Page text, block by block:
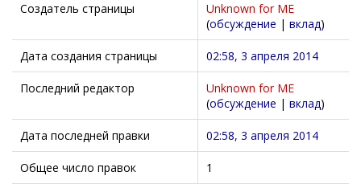
Создатель страницы
Unknown for ME
(обсуждение | вклад)
Дата создания страницы 02:58, 3 апреля 2014
Последний редактор
Unknown for ME
(обсуждение | вклад)
Дата последней правки 02:58, 3 апреля 2014
Общее число правок 1